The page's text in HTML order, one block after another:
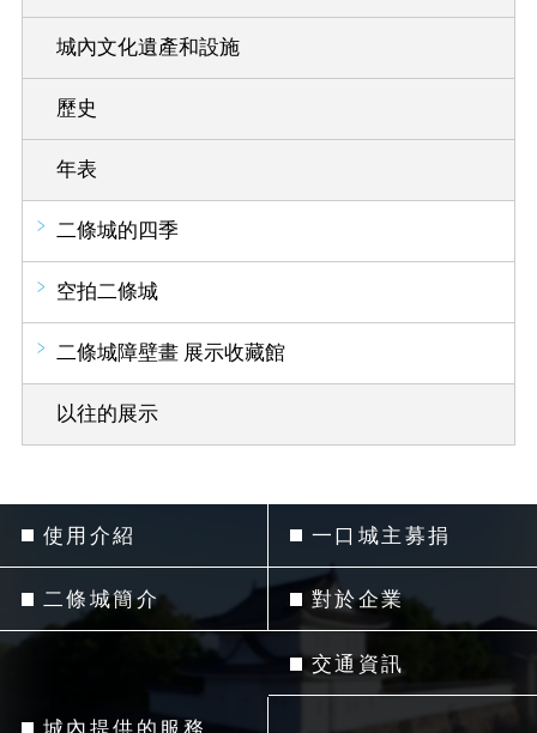
城內文化遺產和設施
歷史
年表
二條城的四季
空拍二條城
二條城障壁畫 展示收藏館
以往的展示
使用介紹
二條城簡介
城內提供的服務
一口城主募捐
對於企業
交通資訊